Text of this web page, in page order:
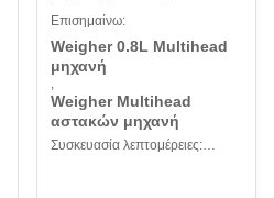
αστακούς γλυκών φοινικών
ημερομηνίας
Επισημαίνω:
Weigher 0.8L Multihead
μηχανή
,
Weigher Multihead
αστακών μηχανή
Συσκευασία λεπτομέρειες: